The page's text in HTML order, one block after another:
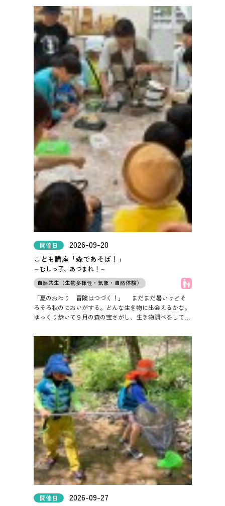
開催日 2026-09-20
こども講座「森であそぼ！」
～むしっ子、あつまれ！～
自然共生（生物多様性・気象・自然体験） 子どもOK
「夏のおわり 冒険はつづく！」
まだまだ暑いけどそ
ろそろ秋のにおいがする。どんな生き物に出会えるかな。
ゆっくり歩いて９月の森の宝さがし、生き物調べをしてみ
開催日 2026-09-27